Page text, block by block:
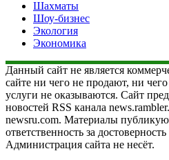
Шахматы
Шоу-бизнес
Экология
Экономика
Данный сайт не является
сайте ни чего не продают, ни
услуги не оказываются. Сайт
новостей RSS канала
newsru.com. Материалы
ответственность за
Администрация сайта не несёт.